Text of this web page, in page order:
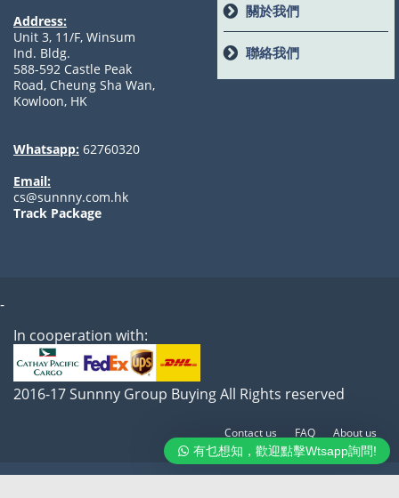
有乜想知，歡迎點擊Wtsapp詢問!
Address:
Unit 3, 11/F, Winsum
Ind. Bldg.
588-592 Castle Peak
Road, Cheung Sha Wan,
Kowloon, HK
Whatsapp: 62760320
Email:
cs@sunnny.com.hk
Track Package
關於我們
聯絡我們
-
In cooperation with:
2016-17 Sunnny Group Buying All Rights reserved
Contact us FAQ About us